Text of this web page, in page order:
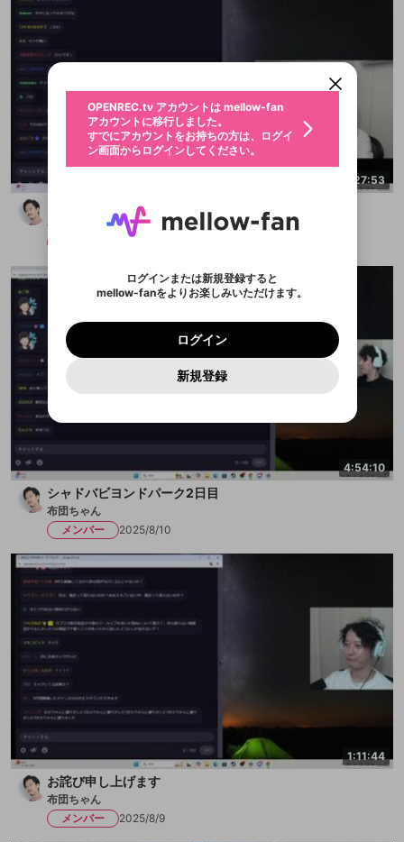
2:27:53
どうも、カスです
布団ちゃん
2025/10/19
4:54:10
シャドバビヨンドパーク2日目
布団ちゃん
メンバー
2025/8/10
1:11:44
お詫び申し上げます
布団ちゃん
メンバー
2025/8/9
ブレイクタイム広告
ライブ配信中に休憩するときに、最大1分間の広告
を表示することができます。
ユーザーの視聴環境によっては広告を表示すること
ができない場合があります。
詳しくはこちら
アプリで快適に視聴しよう！
ば、通知をもれなく受け取れます！
インストール アプリで開く
新規登録
メールアドレスで新規登録
または
Google
Yahoo! JAPAN
Appleでサインアップ
mellow-fanの利用規約・プライバシーポリシー ・外部
サービスとのID連携に関する同意事項 に同意頂いた上
で、次にお進みください
@
次にお進みください。
アカウント作成
mellow-fanからのお得な情報をメールで受
け取る
ログイン
メールアドレスでログイン
または
Google
Yahoo! JAPAN
Appleでサインイン
mellow-fanの利用規約・プライバシーポリシー ・外部
サービスとのID連携に関する同意事項 に同意頂いた上
で、次にお進みください
ログイン
ログイン
パスワードを忘れた方はこちら
アカウントをお持ちですか？アカウントを作成する
OPENREC.tv アカウントは mellow-fan
アカウントに移行しました。
すでにアカウントをお持ちの方は、ログイ
ン画面からログインしてください。
ログインまたは新規登録すると
mellow-fanをよりお楽しみいただけます。
ログイン
新規登録
登録したメールアドレスを入力し、送信してくださ
再設定する
入力していただいたメールアドレ
スに、パスワード再設定用URLを
のでご確認ください
OK
年
生年月は登録後に変更できません。
お住まいの地域
ご登録いただいた情報はサービスの向上を目的
として使用いたします。
一部サービスをご利用いただくには、生年月の
登録が必要です。
あとで登録
認証コードの入力
メイン及びcs.openrec.co.jpドメイン）が受信拒否設
定に含まれていないかご確認ください。
入力
セッションの有効期限が切れたた
不適切なユーザーとして報告しま
すか？
問題を選択してください
わいせつな表現
著作権の侵害
なりすまし行為
誤解を招く配信設定
ゲームの録画禁止区域の配信
改造版・海賊版ソフトの配信
政治的・宗教的・人種的な内容
その他の問題
0
報告された問題については、利用規約に違反しているか
どうかをスタッフが確認します。
用することは、利用規約違反になります。
サブスクシェア
詳しくはこちら
閉じる
Discordアカウントをお持ちでない方
Discordアカウントを作成
Discordは第三者が提供するコミュニティーサービスで、
mellow-fanとは関わりがありません。Discordに関してのお
問い合わせにはお答えすることができません。Discordの仕
様変更により、限定コミュニティ特典の提供が終了する可能
外部サービスとのID連携に関する同意事項
Discordとは？